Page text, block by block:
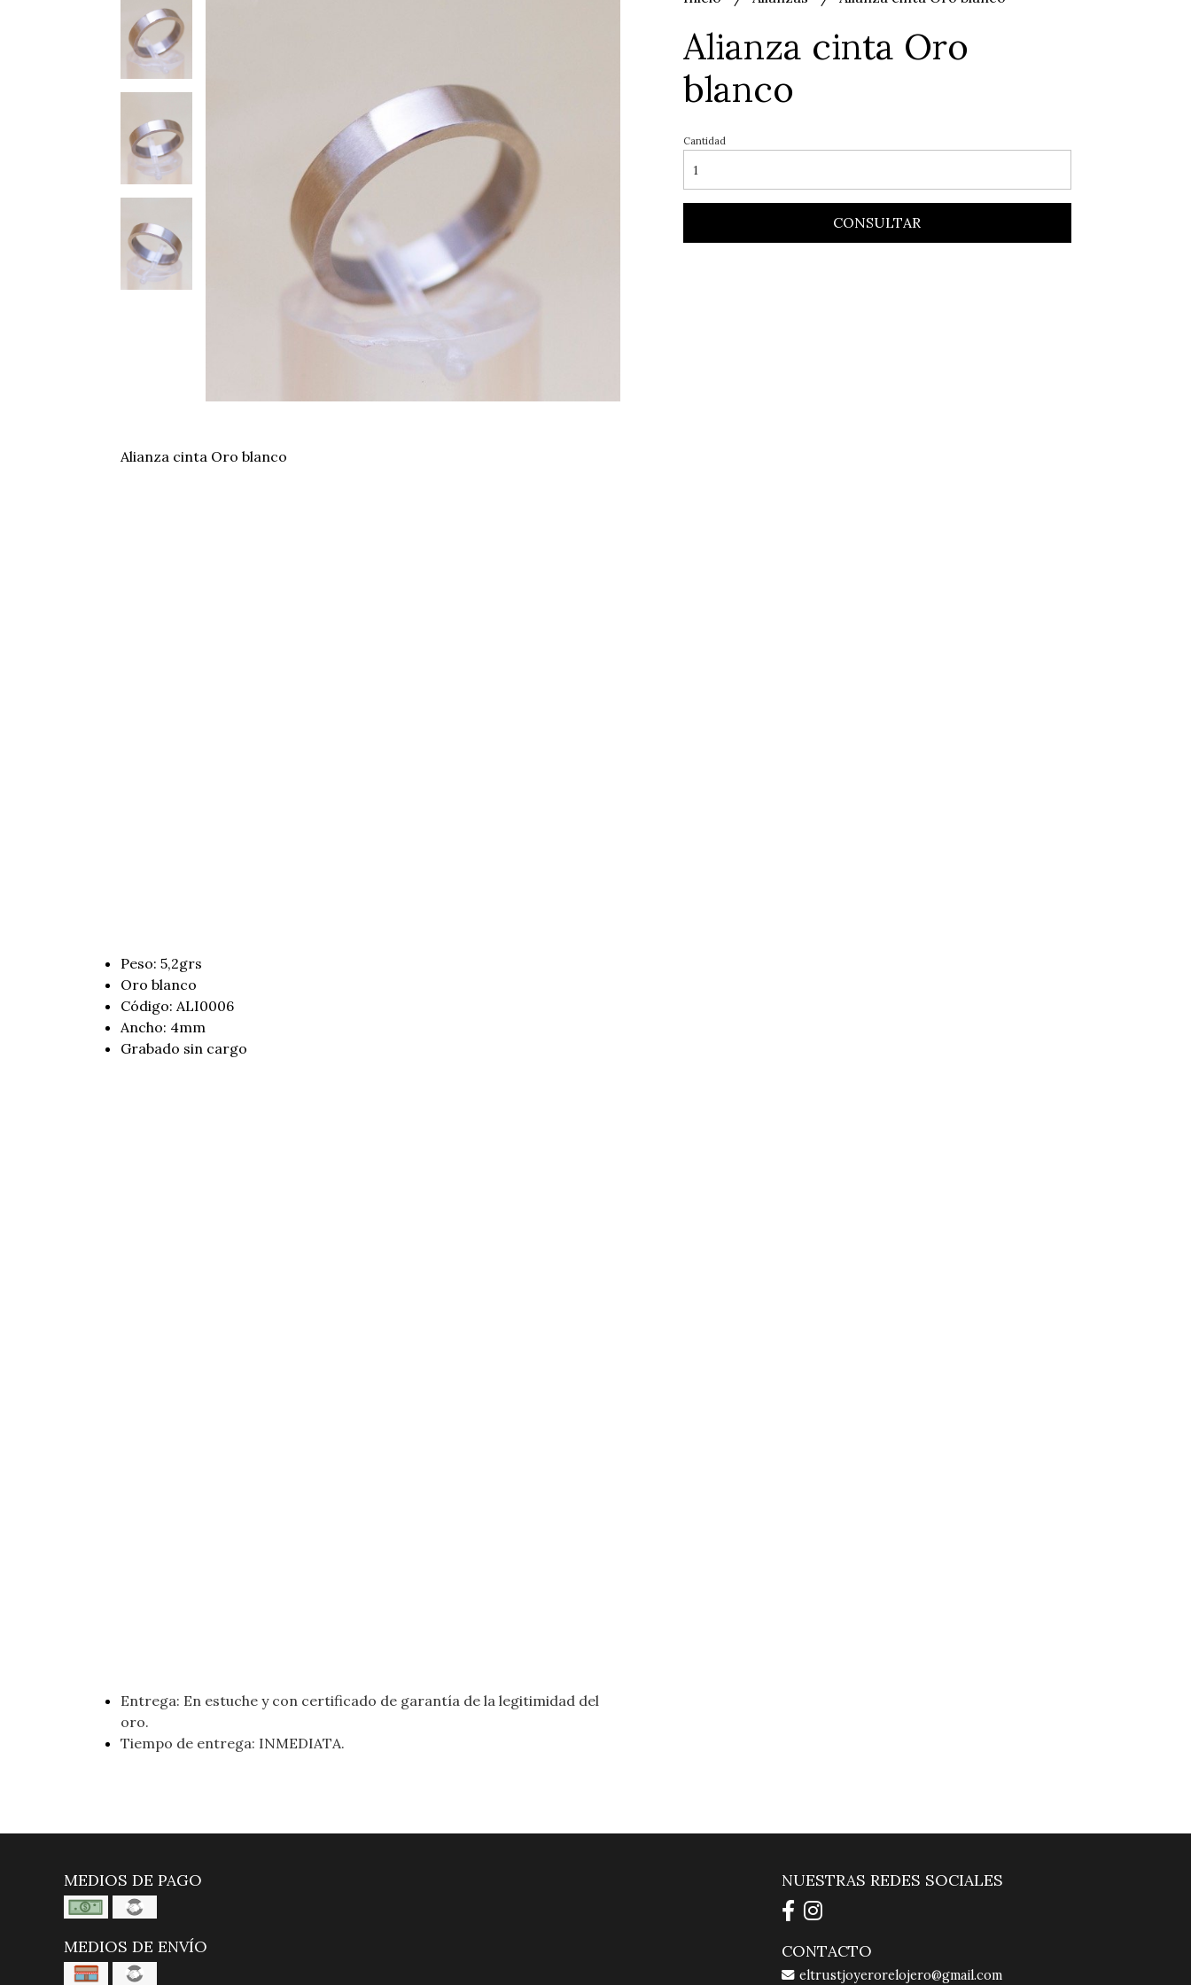
Alianza cinta Oro blanco
Peso: 5,2grs
Oro blanco
Código: ALI0006
Ancho: 4mm
Grabado sin cargo
Entrega: En estuche y con certificado de garantía de la legitimidad del
oro.
Tiempo de entrega: INMEDIATA.
Alianza cinta Oro
blanco
Cantidad
CONSULTAR
MEDIOS DE PAGO
MEDIOS DE ENVÍO
NUESTRAS REDES SOCIALES
CONTACTO
eltrustjoyerorelojero@gmail.com